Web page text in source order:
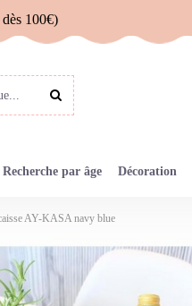
100€)
Recherche par âge Décoration
AY-KASA navy blue